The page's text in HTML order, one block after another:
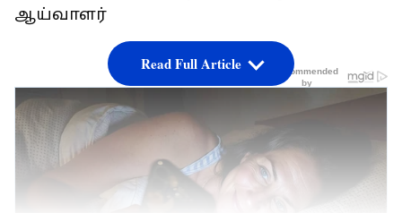
ஆய்வாளர்
Read Full Article